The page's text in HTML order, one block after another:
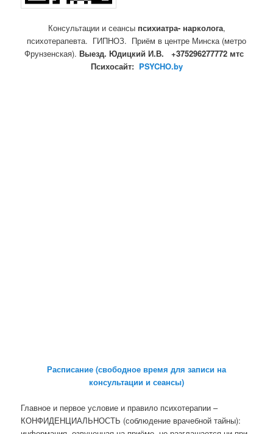
Консультации и сеансы психиатра- нарколога,
психотерапевта. ГИПНОЗ. Приём в центре Минска (метро
Фрунзенская). Выезд. Юдицкий И.В. +375296277772 мтс
Психосайт: PSYCHO.by
Расписание (свободное время для записи на
консультации и сеансы)
Главное и первое условие и правило психотерапии –
КОНФИДЕНЦИАЛЬНОСТЬ (соблюдение врачебной тайны):